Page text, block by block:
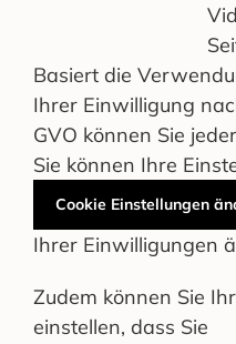
Basiert die
Ihrer Einwilligung
GVO können Sie
Sie können Ihre
Cookie Einstellungen
Ihrer Einwilligungen
Zudem können Sie
einstellen, dass Sie